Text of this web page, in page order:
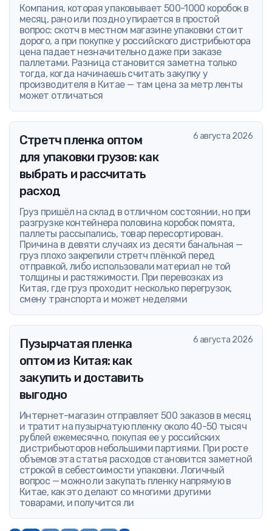
Компания, которая упаковывает 500-1000 коробок в
месяц, рано или поздно упирается в простой
вопрос: скотч в местном магазине упаковки стоит
дорого, а при покупке у российского дистрибьютора
цена падает незначительно даже при заказе
паллетами. Разница становится заметна только
тогда, когда начинаешь считать закупку у
производителя в Китае — там цена за метр ленты
может отличаться
Стретч пленка оптом
для упаковки грузов: как
выбрать и рассчитать
расход
6 августа 2026
Груз пришёл на склад в отличном состоянии, но при
разгрузке контейнера половина коробок помята,
паллеты рассыпались, товар пересортирован.
Причина в девяти случаях из десяти банальная —
груз плохо закрепили стретч плёнкой перед
отправкой, либо использовали материал не той
толщины и растяжимости. При перевозках из
Китая, где груз проходит несколько перегрузок,
смену транспорта и может неделями
Пузырчатая пленка
оптом из Китая: как
закупить и доставить
выгодно
6 августа 2026
Интернет-магазин отправляет 500 заказов в месяц
и тратит на пузырчатую пленку около 40-50 тысяч
рублей ежемесячно, покупая ее у российских
дистрибьюторов небольшими партиями. При росте
объемов эта статья расходов становится заметной
строкой в себестоимости упаковки. Логичный
вопрос — можно ли закупать пленку напрямую в
Китае, как это делают со многими другими
товарами, и получится ли